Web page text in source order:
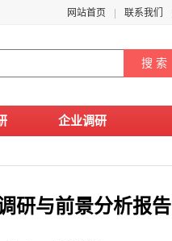
网站首页 联系我们
企业调研
研与前景分析报告